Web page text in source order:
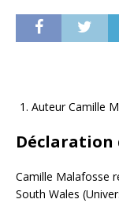
Auteur Camille
Déclaration
Camille Malafosse
South Wales